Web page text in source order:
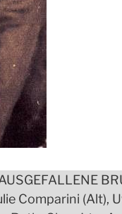
Comparini (Alt),